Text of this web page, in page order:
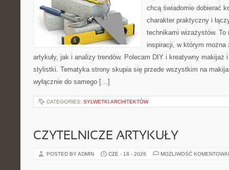
chcą świadomie dobierać
charakter praktyczny i
technikami wizażystów. To
inspiracji, w którym
artykuły, jak i analizy trendów. Polecam DIY i kreatywny makijaż
stylistki. Tematyka strony skupia się przede wszystkim na
wyłącznie do samego […]
CATEGORIES: SYLWETKI ARCHITEKTÓW
CZYTELNICZE ARTYKUŁY
POSTED BY ADMIN CZE - 18 - 2026 MOŻLIWOŚĆ